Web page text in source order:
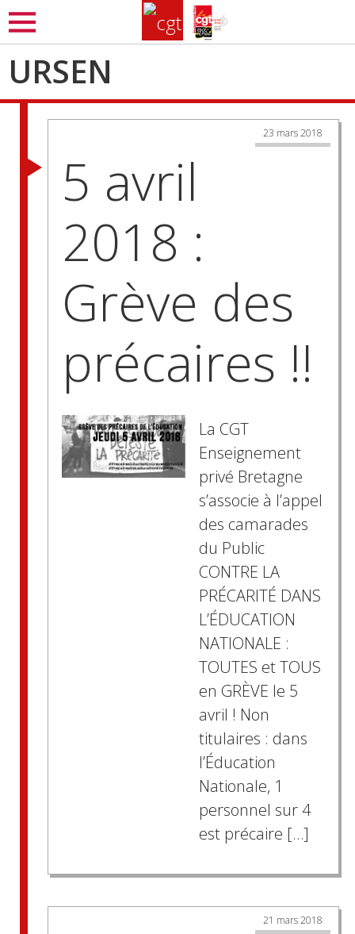
Aller
au
contenu
principal
URSEN
23 mars 2018
5 avril
2018 :
Grève des
précaires !!
La CGT
Enseignement
privé Bretagne
s’associe à l’appel
des camarades
du Public
CONTRE LA
PRÉCARITÉ DANS
L’ÉDUCATION
NATIONALE :
TOUTES et TOUS
en GRÈVE le 5
avril ! Non
titulaires : dans
l’Éducation
Nationale, 1
personnel sur 4
est précaire […]
21 mars 2018